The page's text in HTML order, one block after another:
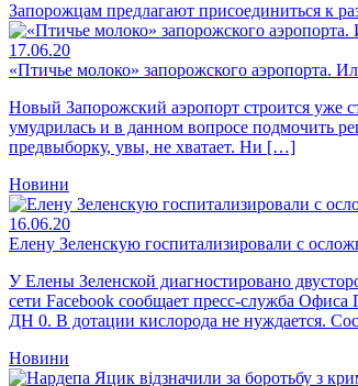
Запорожцам предлагают присоединиться к
17.06.20
«Птичье молоко» запорожского аэропорта.
Новый Запорожский аэропорт строится уже
умудрилась и в данном вопросе подмочить
предвыборку, увы, не хватает. Ни […]
Новини
16.06.20
Елену Зеленскую госпитализировали с
У Елены Зеленской диагностировано
сети Facebook сообщает пресс-служба
ДН 0. В дотации кислорода не нуждается.
Новини